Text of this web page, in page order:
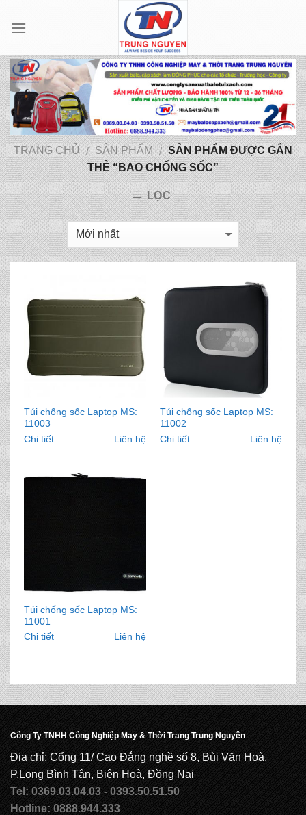
TRANG CHỦ / SẢN PHẨM / SẢN PHẨM ĐƯỢC GẮN
THẺ “BAO CHỐNG SỐC”
LỌC
Túi chống sốc Laptop MS:
11003
Chi tiết
Liên hệ
Túi chống sốc Laptop MS:
11002
Chi tiết
Liên hệ
Túi chống sốc Laptop MS:
11001
Chi tiết
Liên hệ
Công Ty TNHH Công Nghiệp May & Thời Trang Trung Nguyên
Địa chỉ: Cổng 11/ Cao Đẳng nghề số 8, Bùi Văn Hoà,
P.Long Bình Tân, Biên Hoà, Đồng Nai
Tel: 0369.03.04.03 - 0393.50.51.50
Hotline: 0888.944.333